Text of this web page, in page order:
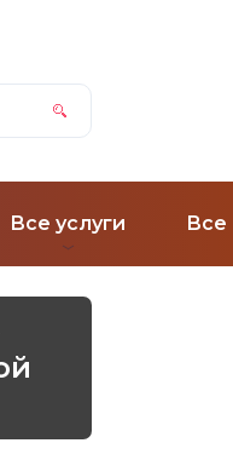
Все услуги Все